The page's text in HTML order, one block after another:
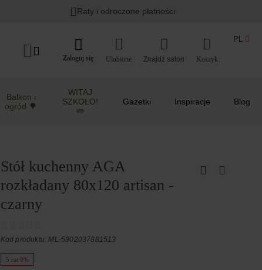
Raty i odroczone płatności
Zaloguj się Ulubione Koszyk
PL
Balkon i
ogród 🌳
WITAJ
SZKOŁO!
✏️
Gazetki Inspiracje Blog
Stół kuchenny AGA
rozkładany 80x120 artisan -
czarny
Kod produktu: ML-5902037881513
5 rat 0%